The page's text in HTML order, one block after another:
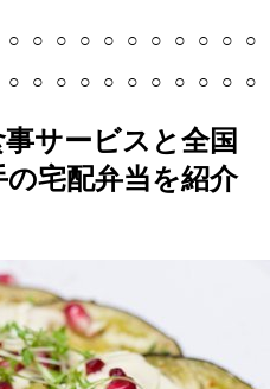
○ ○ ○ ○ ○ ○ ○ ○ ○ ○ ○
○ ○ ○ ○ ○ ○ ○ ○ ○ ○ ○
サービスと全国
宅配弁当を紹介